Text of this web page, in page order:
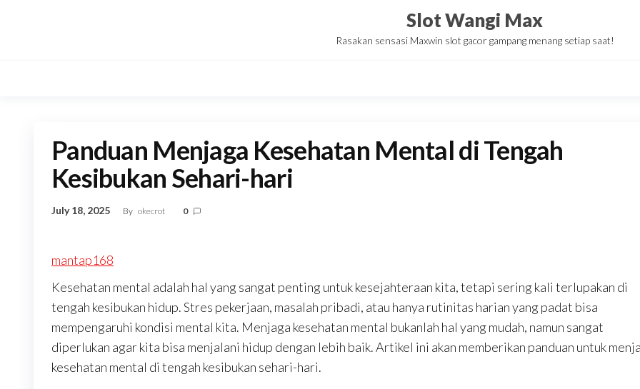
Slot Wangi Max
Rasakan sensasi Maxwin slot gacor gampang menang setiap saat!
Panduan Menjaga Kesehatan Mental di Tengah
Kesibukan Sehari-hari
July 18, 2025 By okecrot 0
mantap168
Kesehatan mental adalah hal yang sangat penting untuk kesejahteraan kita, tetapi sering kali terlupakan di
tengah kesibukan hidup. Stres pekerjaan, masalah pribadi, atau hanya rutinitas harian yang padat bisa
mempengaruhi kondisi mental kita. Menjaga kesehatan mental bukanlah hal yang mudah, namun sangat
diperlukan agar kita bisa menjalani hidup dengan lebih baik. Artikel ini akan memberikan panduan untuk
kesehatan mental di tengah kesibukan sehari-hari.